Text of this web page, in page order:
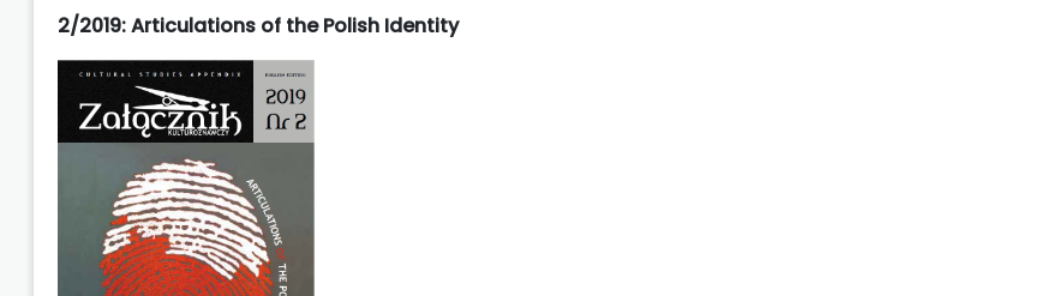
2/2019:Articulations of the Polish Identity